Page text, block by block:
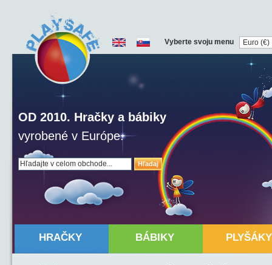
Hľadaj
OD 2010. Hračky a bábiky
vyrobené v Európe.
Vyberte svoju menu
HRAČKY BÁBIKY PLYŠÁKY